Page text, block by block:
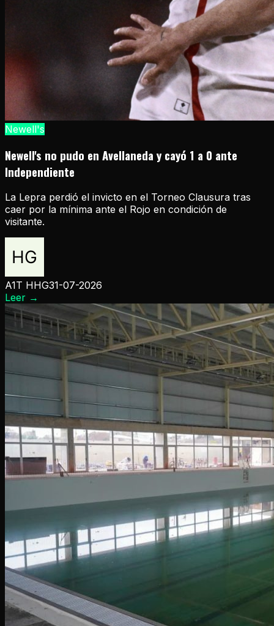
Newell's
Newell's no pudo en Avellaneda y cayó 1 a 0 ante
Independiente
La Lepra perdió el invicto en el Torneo Clausura tras
caer por la mínima ante el Rojo en condición de
visitante.
A1T HHG31-07-2026
Leer →